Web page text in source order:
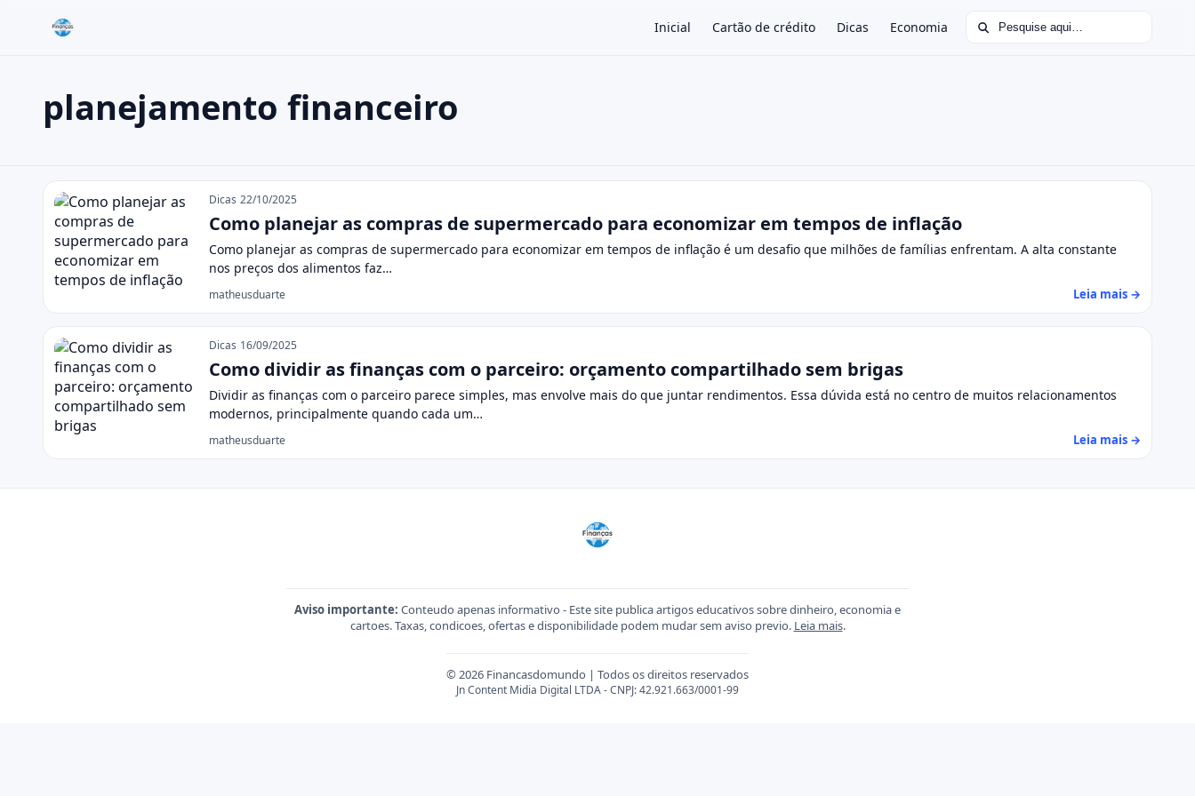
Inicial Cartão de crédito Dicas Economia Buscar por:
Buscar no site
Pressione Enter para buscar ou ESC para fechar.
planejamento financeiro
planejamento financeiro
Dicas 22/10/2025
Como planejar as compras de supermercado para economizar em tempos de inflação
Como planejar as compras de supermercado para economizar em tempos de inflação é um desafio que milhões de famílias enfrentam. A alta constante
nos preços dos alimentos faz…
matheusduarte Leia mais →
Dicas 16/09/2025
Como dividir as finanças com o parceiro: orçamento compartilhado sem brigas
Dividir as finanças com o parceiro parece simples, mas envolve mais do que juntar rendimentos. Essa dúvida está no centro de muitos relacionamentos
modernos, principalmente quando cada um…
matheusduarte Leia mais →
Aviso importante: Conteudo apenas informativo - Este site publica artigos educativos sobre dinheiro, economia e
cartoes. Taxas, condicoes, ofertas e disponibilidade podem mudar sem aviso previo. Leia mais.
© 2026 Financasdomundo | Todos os direitos reservados
Jn Content Midia Digital LTDA - CNPJ: 42.921.663/0001-99